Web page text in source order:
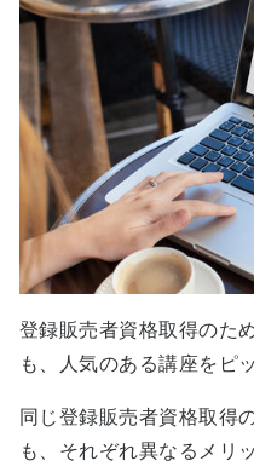
登録販売者資格取得のた
も、人気のある講座をピ
同じ登録販売者資格取得
も、それぞれ異なるメリ